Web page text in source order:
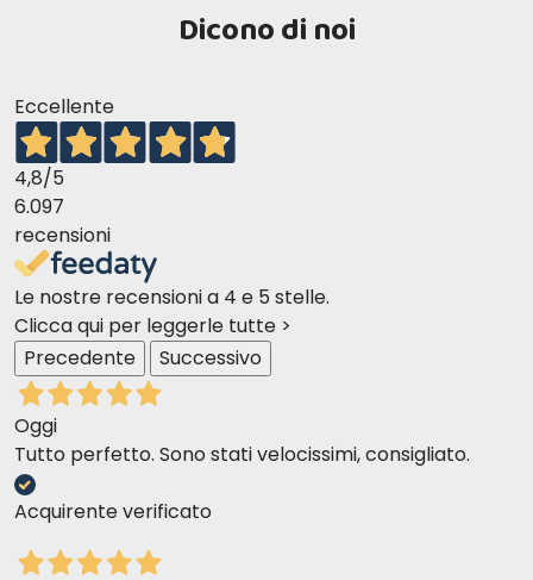
Dicono di noi
Eccellente
4,8/5
6.097
recensioni
Le nostre recensioni a 4 e 5 stelle.
Clicca qui per leggerle tutte >
Precedente
Successivo
Oggi
Tutto perfetto. Sono stati velocissimi, consigliato.
Acquirente verificato